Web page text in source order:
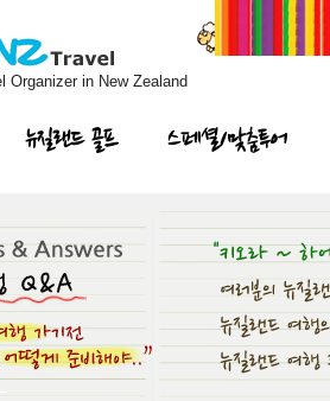
Organizer in New Zealand
뉴질랜드 골프 스페셜/맞춤투어